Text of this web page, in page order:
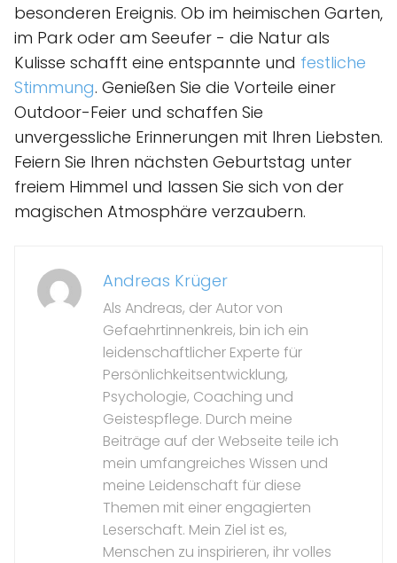
besonderen Ereignis. Ob im heimischen Garten,
im Park oder am Seeufer - die Natur als
Kulisse schafft eine entspannte und festliche
Stimmung. Genießen Sie die Vorteile einer
Outdoor-Feier und schaffen Sie
unvergessliche Erinnerungen mit Ihren Liebsten.
Feiern Sie Ihren nächsten Geburtstag unter
freiem Himmel und lassen Sie sich von der
magischen Atmosphäre verzaubern.
Andreas Krüger
Als Andreas, der Autor von
Gefaehrtinnenkreis, bin ich ein
leidenschaftlicher Experte für
Persönlichkeitsentwicklung,
Psychologie, Coaching und
Geistespflege. Durch meine
Beiträge auf der Webseite teile ich
mein umfangreiches Wissen und
meine Leidenschaft für diese
Themen mit einer engagierten
Leserschaft. Mein Ziel ist es,
Menschen zu inspirieren, ihr volles